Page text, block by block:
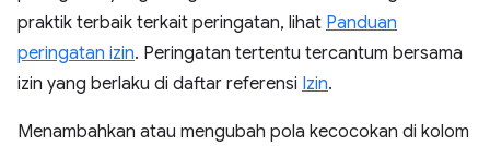
praktik terbaik terkait peringatan, lihat Panduan
peringatan izin. Peringatan tertentu tercantum bersama
izin yang berlaku di daftar referensi Izin.
Menambahkan atau mengubah pola kecocokan di kolom